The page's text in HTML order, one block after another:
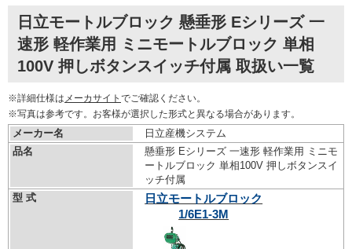
日立モートルブロック 懸垂形 Eシリーズ 一
速形 軽作業用 ミニモートルブロック 単相
100V 押しボタンスイッチ付属 取扱い一覧
※詳細仕様は メーカサイト でご確認ください。
※写真は参考です。お客様が選択した形式と異なる場合があります。
メーカー名
日立産機システム
品名
懸垂形 Eシリーズ 一速形 軽作業用 ミニモ
ートルブロック 単相100V 押しボタンスイ
ッチ付属
型 式
日立モートルブロック
1/6E1-3M